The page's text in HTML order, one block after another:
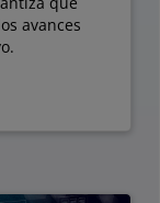
avances